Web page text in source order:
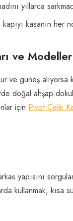
yıllarca
kasanın her
ve Modeller
ve güneş alıyorsa
doğal ahşap
için Pivot Çelik
yapısını
kullanmak, kısa